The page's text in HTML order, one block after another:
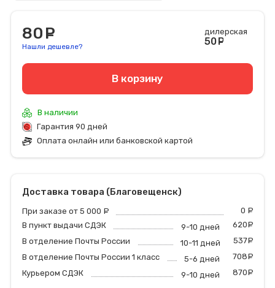
80
Нашли дешевле?
дилерская
50
В корзину
В наличии
Гарантия 90 дней
Оплата онлайн или банковской картой
Доставка товара (Благовещенск)
При заказе от 5 000 0
В пункт выдачи СДЭК
9-10 дней 620
В отделение Почты России
10-11 дней 537
В отделение Почты России 1 класс
5-6 дней 708
Курьером СДЭК
9-10 дней 870